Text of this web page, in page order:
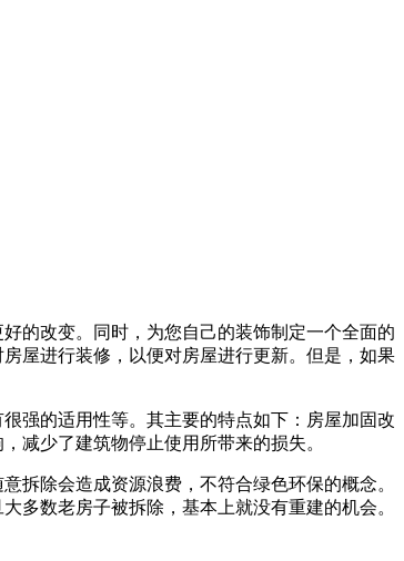
的改变。同时，为您自己的装饰制定一个全面的
屋进行装修，以便对房屋进行更新。但是，如果
强的适用性等。其主要的特点如下：房屋加固改
减少了建筑物停止使用所带来的损失。
拆除会造成资源浪费，不符合绿色环保的概念。
多数老房子被拆除，基本上就没有重建的机会。